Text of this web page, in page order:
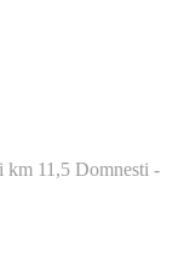
km 11,5 Domnesti -